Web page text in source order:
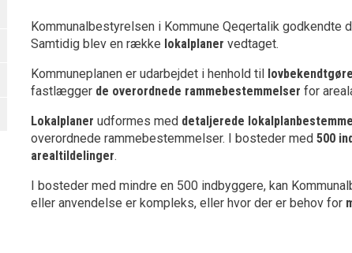
Kommunalbestyrelsen i Kommune Qeqertalik godkendte
Samtidig blev en række lokalplaner vedtaget.
Kommuneplanen er udarbejdet i henhold til
fastlægger de overordnede rammebestemmelser for
Lokalplaner udformes med detaljerede
overordnede rammebestemmelser. I bosteder med 500
arealtildelinger.
I bosteder med mindre en 500 indbyggere, kan
eller anvendelse er kompleks, eller hvor der er behov for